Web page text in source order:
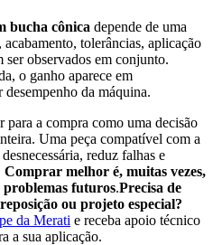
bucha cônica depende de uma
tolerâncias, aplicação
ser observados em conjunto.
o ganho aparece em
da máquina.
a compra como uma decisão
Uma peça compatível com a
reduz falhas e
Comprar melhor é, muitas vezes,
problemas futuros.Precisa de
ou projeto especial?
da Merati e receba apoio técnico
a sua aplicação.